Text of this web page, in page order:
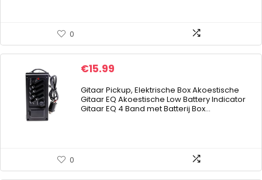
0
€15.99
Gitaar Pickup, Elektrische Box Akoestische
Gitaar EQ Akoestische Low Battery Indicator
Gitaar EQ 4 Band met Batterij Box…
0